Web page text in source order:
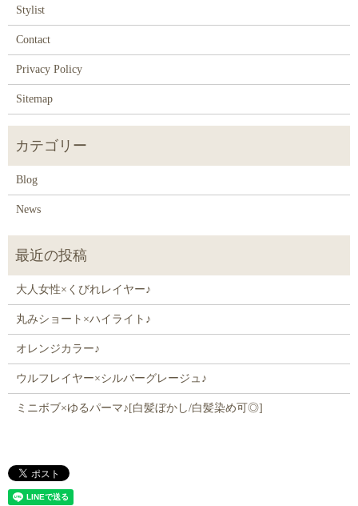
Stylist
Contact
Privacy Policy
Sitemap
Blog
News
大人女性×くびれレイヤー♪
丸みショート×ハイライト♪
オレンジカラー♪
ウルフレイヤー×シルバーグレージュ♪
ミニボブ×ゆるパーマ♪[白髪ぼかし/白髪染め可◎]